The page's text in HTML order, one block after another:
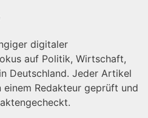
digitaler
auf Politik, Wirtschaft,
Deutschland. Jeder Artikel
Redakteur geprüft und